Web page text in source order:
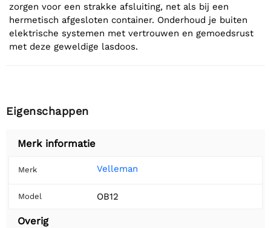
zorgen voor een strakke afsluiting, net als bij een
hermetisch afgesloten container. Onderhoud je buiten
elektrische systemen met vertrouwen en gemoedsrust
met deze geweldige lasdoos.
Eigenschappen
Merk informatie
Merk Velleman
Model OB12
Overig